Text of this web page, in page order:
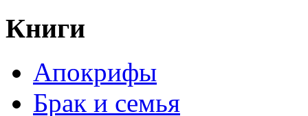
Книги
Апокрифы
Брак и семья